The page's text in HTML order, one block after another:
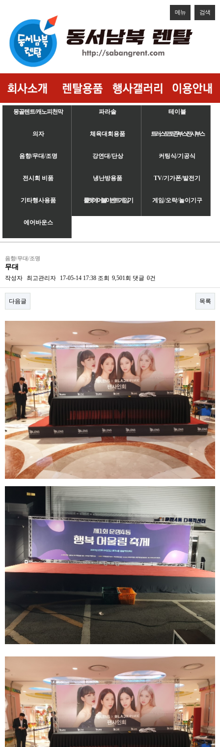
메뉴 검색
몽골텐트/캐노피천막 파라솔 테이블
의자 체육대회용품 트러스/포토존/부스/전시부스
음향/무대/조명 강연대/단상 커팅식/기공식
전시회 비품 냉난방용품 TV/기가폰/발전기
기타행사용품 룰렛/에어볼/이벤트게임기 게임/오락/놀이기구
에어바운스
음향/무대/조명
무대
작성자 최고관리자 17-05-14 17:38 조회 9,501회 댓글 0건
다음글 목록